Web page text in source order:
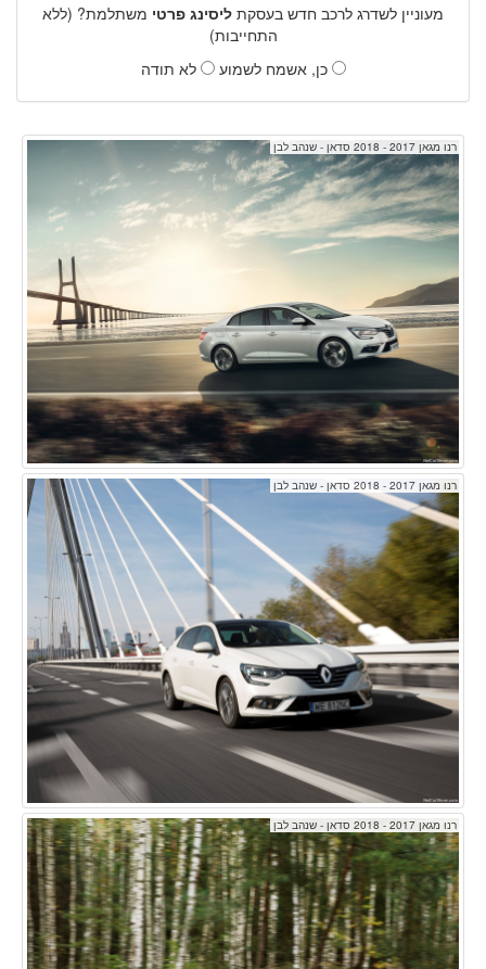
מעוניין לשדרג לרכב חדש בעסקת ליסינג פרטי משתלמת? (ללא
התחייבות)
כן, אשמח לשמוע
לא תודה
רנו מגאן 2017 - 2018 סדאן - שנהב לבן
רנו מגאן 2017 - 2018 סדאן - שנהב לבן
רנו מגאן 2017 - 2018 סדאן - שנהב לבן